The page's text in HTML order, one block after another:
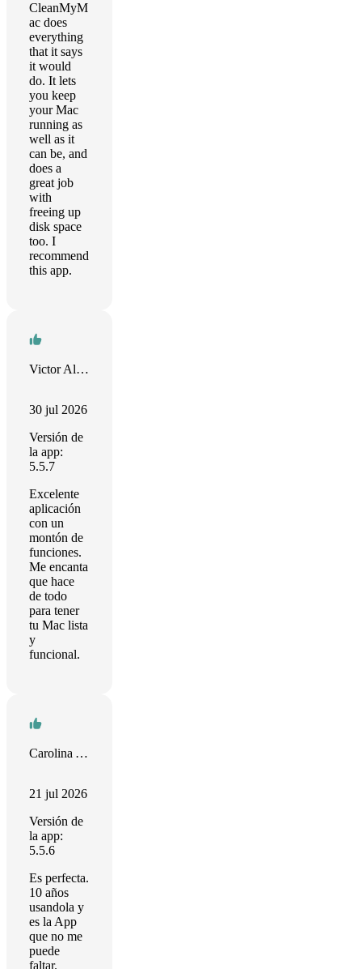
CleanMyM
ac does
everything
that it says
it would
do. It lets
you keep
your Mac
running as
well as it
can be, and
does a
great job
with
freeing up
disk space
too. I
recommend
this app.
Victor Albert
30 jul 2026
Versión de
la app:
5.5.7
Excelente
aplicación
con un
montón de
funciones.
Me encanta
que hace
de todo
para tener
tu Mac lista
y
funcional.
Carolina Alonso
21 jul 2026
Versión de
la app:
5.5.6
Es perfecta.
10 años
usandola y
es la App
que no me
puede
faltar.